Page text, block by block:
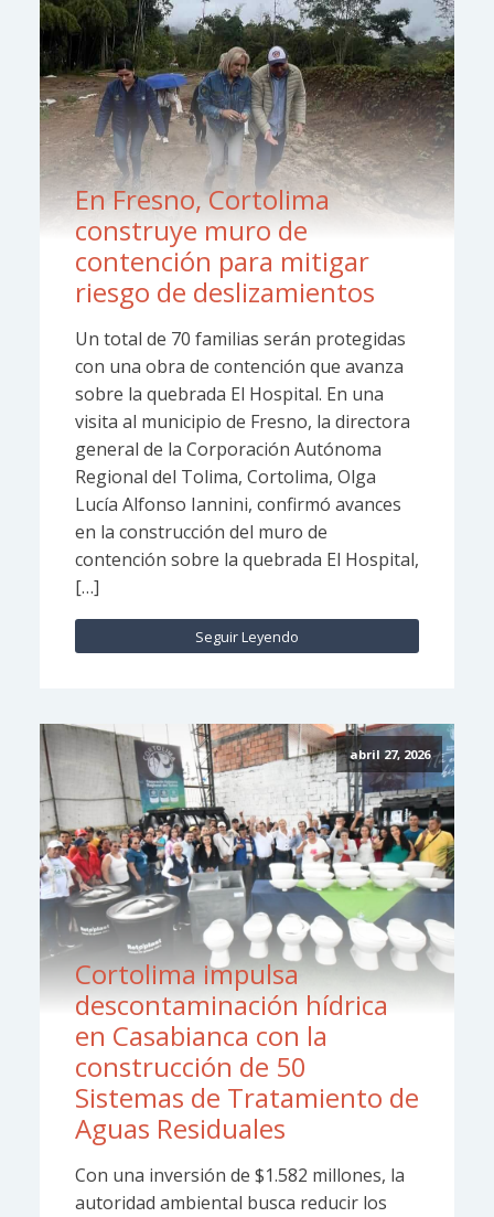
En Fresno, Cortolima
construye muro de
contención para mitigar
riesgo de deslizamientos
Un total de 70 familias serán protegidas
con una obra de contención que avanza
sobre la quebrada El Hospital. En una
visita al municipio de Fresno, la directora
general de la Corporación Autónoma
Regional del Tolima, Cortolima, Olga
Lucía Alfonso Iannini, confirmó avances
en la construcción del muro de
contención sobre la quebrada El Hospital,
[…]
Seguir Leyendo
abril 27, 2026
Cortolima impulsa
descontaminación hídrica
en Casabianca con la
construcción de 50
Sistemas de Tratamiento de
Aguas Residuales
Con una inversión de $1.582 millones, la
autoridad ambiental busca reducir los